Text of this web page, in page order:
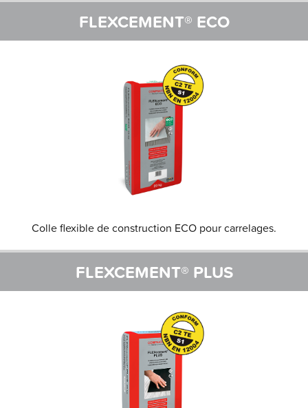
FLEXCEMENT® ECO
Colle flexible de construction ECO pour carrelages.
FLEXCEMENT® PLUS